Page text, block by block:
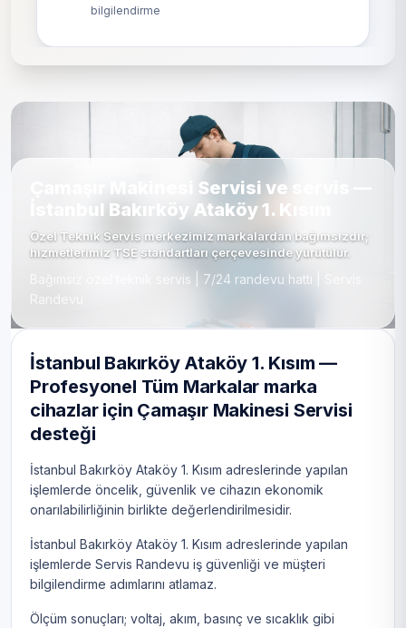
bilgilendirme
Çamaşır Makinesi Servisi ve servis —
İstanbul Bakırköy Ataköy 1. Kısım
Özel Teknik Servis merkezimiz markalardan bağımsızdır;
hizmetlerimiz TSE standartları çerçevesinde yürütülür.
Bağımsız özel teknik servis | 7/24 randevu hattı | Servis
İstanbul Bakırköy Ataköy 1. Kısım —
Profesyonel Tüm Markalar marka
cihazlar için Çamaşır Makinesi Servisi
desteği
İstanbul Bakırköy Ataköy 1. Kısım adreslerinde yapılan
işlemlerde öncelik, güvenlik ve cihazın ekonomik
onarılabilirliğinin birlikte değerlendirilmesidir.
İstanbul Bakırköy Ataköy 1. Kısım adreslerinde yapılan
işlemlerde Servis Randevu iş güvenliği ve müşteri
bilgilendirme adımlarını atlamaz.
Ölçüm sonuçları; voltaj, akım, basınç ve sıcaklık gibi